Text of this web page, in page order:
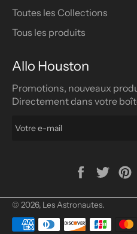
Toutes les Collections
Tous les produits
Allo Houston
Promotions, nouveaux
Directement dans votre
Facebook
© 2026, Les Astronautes.
Méthodes
de